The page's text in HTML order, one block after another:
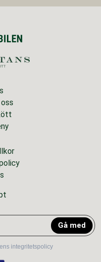
Gå med
integritetspolicy